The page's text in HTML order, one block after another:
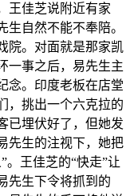
王佳芝说附近有家
自然不能不奉陪。
院。对面就是那家凯
一事之后，易先生主
念。印度老板在店堂
，挑出一个六克拉的
已埋伏好了，但她发
先生的注视下，她把
。王佳芝的“快走”让
先生下令将抓到的